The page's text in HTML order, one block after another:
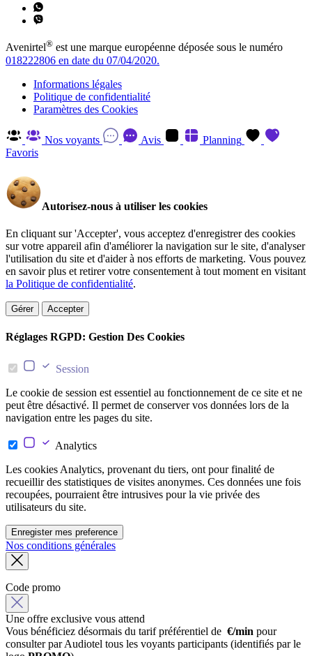
Avenirtel® est une marque européenne déposée sous le numéro
018222806 en date du 07/04/2020.
Informations légales
Politique de confidentialité
Paramètres des Cookies
Nos voyants Avis
Planning
Favoris
Autorisez-nous à utiliser les cookies
En cliquant sur 'Accepter', vous acceptez d'enregistrer des cookies
sur votre appareil afin d'améliorer la navigation sur le site, d'analyser
l'utilisation du site et d'aider à nos efforts de marketing. Vous pouvez
en savoir plus et retirer votre consentement à tout moment en visitant
la Politique de confidentialité.
Gérer Accepter
Réglages RGPD: Gestion Des Cookies
Session
Le cookie de session est essentiel au fonctionnement de ce site et ne
peut être désactivé. Il permet de conserver vos données lors de la
navigation entre les pages du site.
Analytics
Les cookies Analytics, provenant du tiers, ont pour finalité de
recueillir des statistiques de visites anonymes. Ces données une fois
recoupées, pourraient être intrusives pour la vie privée des
utilisateurs du site.
Enregister mes preference
Nos conditions générales
Code promo
Une offre exclusive vous attend
Vous bénéficiez désormais du tarif préférentiel de €/min pour
consulter par Audiotel tous les voyants participants (identifiés par le